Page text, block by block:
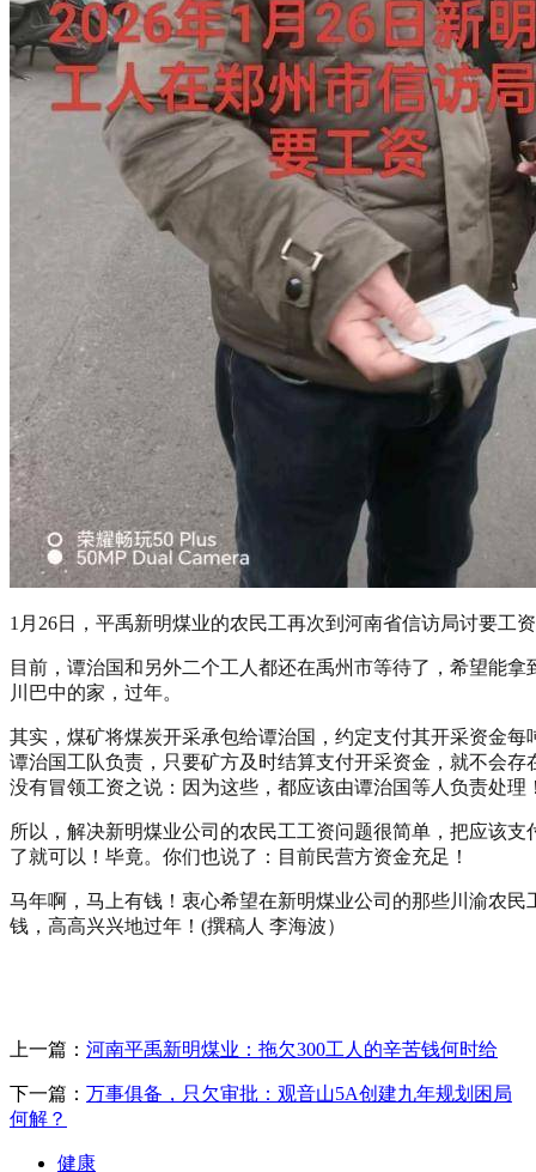
1月26日，平禹新明煤业的农民工再次到河南省信访局讨要工
目前，谭治国和另外二个工人都还在禹州市等待了，希望能
川巴中的家，过年。
其实，煤矿将煤炭开采承包给谭治国，约定支付其开采资金每
谭治国工队负责，只要矿方及时结算支付开采资金，就不会存
没有冒领工资之说：因为这些，都应该由谭治国等人负责处理
所以，解决新明煤业公司的农民工工资问题很简单，把应该
了就可以！毕竟。你们也说了：目前民营方资金充足！
马年啊，马上有钱！衷心希望在新明煤业公司的那些川渝农民
钱，高高兴兴地过年！(撰稿人 李海波）
上一篇： 河南平禹新明煤业：拖欠300工人的辛苦钱何时给
下一篇： 万事俱备，只欠审批：观音山5A创建九年规划困局
何解？
健康